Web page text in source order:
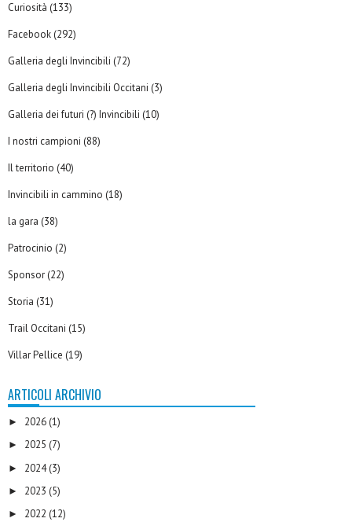
Curiosità (133)
Facebook (292)
Galleria degli Invincibili (72)
Galleria degli Invincibili Occitani (3)
Galleria dei futuri (?) Invincibili (10)
I nostri campioni (88)
Il territorio (40)
Invincibili in cammino (18)
la gara (38)
Patrocinio (2)
Sponsor (22)
Storia (31)
Trail Occitani (15)
Villar Pellice (19)
ARTICOLI ARCHIVIO
► 2026 (1)
► 2025 (7)
► 2024(3)
► 2023 (5)
► 2022 (12)